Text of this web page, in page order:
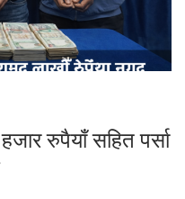
रुपैयाँ सहित पर्सा